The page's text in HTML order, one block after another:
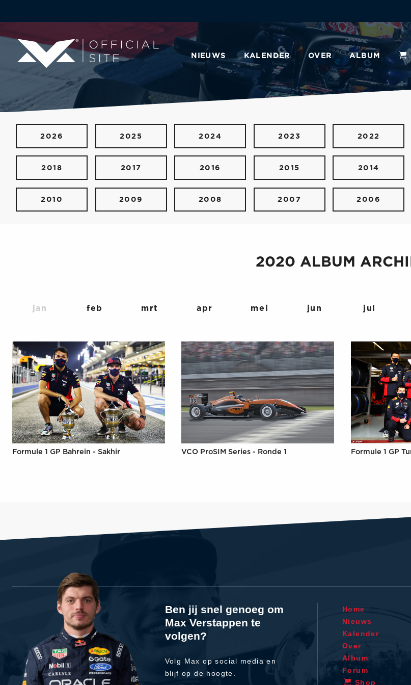
NIEUWS KALENDER OVER ALBUM
2026 2025 2024 2023 2022
2018 2017 2016 2015 2014
2010 2009 2008 2007 2006
2020 ALBUM
jan feb mrt apr mei jun jul
Formule 1 GP Bahrein - Sakhir VCO ProSIM Series - Ronde 1 Formule 1 GP
Ben jij snel genoeg om
Max Verstappen te
volgen?
Volg Max op social media en
blijf op de hoogte.
Home
Nieuws
Kalender
Over
Album
Forum
Shop